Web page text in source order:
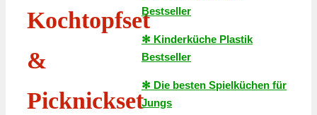
Kochtopfset
&
Picknickset
Bestseller
✻ Kinderküche Plastik
Bestseller
✻ Die besten Spielküchen für
Jungs